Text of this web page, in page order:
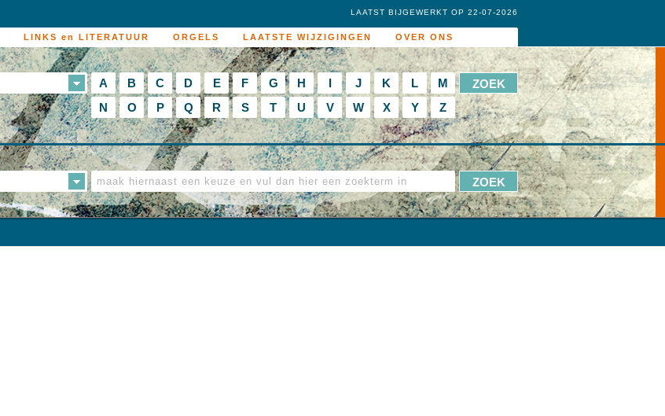
LINKS en LITERATUUR ORGELS LAATSTE WIJZIGINGEN OVER ONS
LAATST BIJGEWERKT OP 22-07-2026
A B C D E F G H I J K L
M
N
O P Q R S T U V W X Y Z